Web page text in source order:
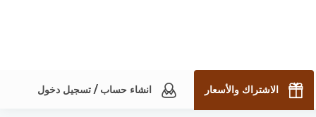
الاشتراك والأسعار انشاء حساب / تسجيل دخول